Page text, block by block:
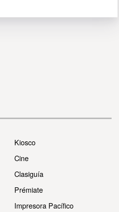
Kiosco
Cine
Clasiguía
Prémiate
Impresora Pacífico